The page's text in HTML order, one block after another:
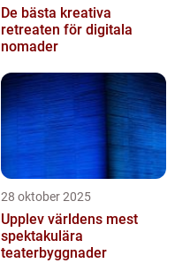
De bästa kreativa
retreaten för digitala
nomader
28 oktober 2025
Upplev världens mest
spektakulära
teaterbyggnader